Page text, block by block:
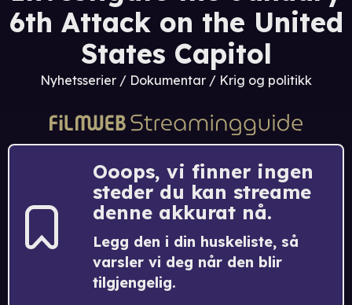
6th Attack on the United
States Capitol
Nyhetsserier / Dokumentar / Krig og politikk
Ooops, vi finner ingen
steder du kan streame
denne akkurat nå.
Legg den i din huskeliste, så
varsler vi deg når den blir
tilgjengelig.